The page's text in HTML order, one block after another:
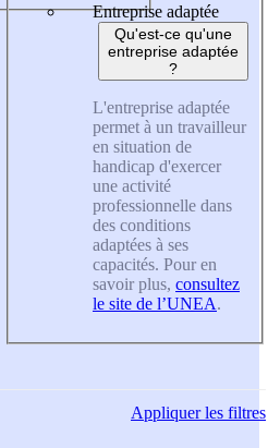
Entreprise adaptée
Qu'est-ce qu'une
entreprise adaptée
?
L'entreprise adaptée
permet à un travailleur
en situation de
handicap d'exercer
une activité
professionnelle dans
des conditions
adaptées à ses
capacités. Pour en
savoir plus, consultez
le site de l’UNEA.
Appliquerles filtres